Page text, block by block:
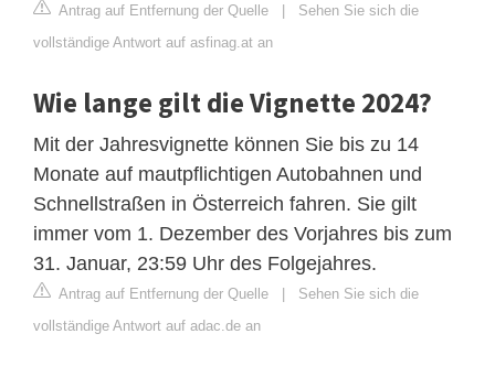
Antrag auf Entfernung der Quelle | Sehen Sie sich die
vollständige Antwort auf asfinag.at an
Wie lange gilt die Vignette 2024?
Mit der Jahresvignette können Sie bis zu 14
Monate auf mautpflichtigen Autobahnen und
Schnellstraßen in Österreich fahren. Sie gilt
immer vom 1. Dezember des Vorjahres bis zum
31. Januar, 23:59 Uhr des Folgejahres.
Antrag auf Entfernung der Quelle | Sehen Sie sich die
vollständige Antwort auf adac.de an